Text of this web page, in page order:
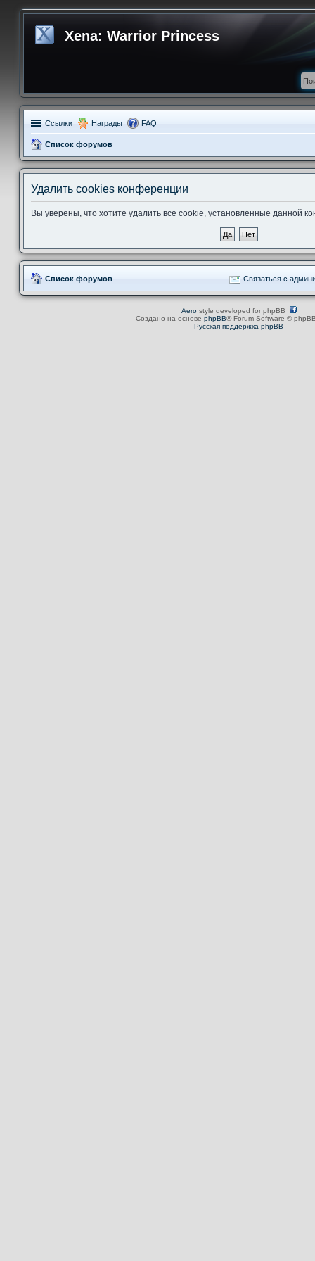
Xena: Warrior Princess
Ссылки Награды FAQ
Список форумов
Удалить cookies конференции
Вы уверены, что хотите удалить все cookie, установленные данной
Список форумов Связаться с
Aerostyle developed for phpBB
Создано на основе phpBB® Forum Software ©
Русская поддержка phpBB